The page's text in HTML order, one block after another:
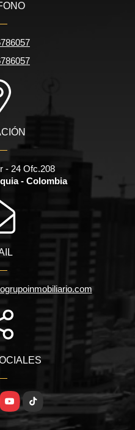
- 24 Ofc.208
- Colombia
YouTubeTikTok